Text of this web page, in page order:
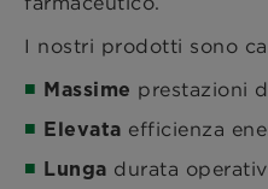
I nostri prodotti sono
Massime prestazioni
Elevata efficienza
Lunga durata